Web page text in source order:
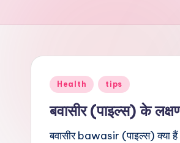
Posted
Health tips
बवासीर (पाइल्स) के
बवासीर bawasir (पाइल्स) क्या